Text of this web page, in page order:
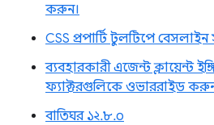
করুন।
CSS প্রপার্টি টুলটিপে বেসলাইন
ব্যবহারকারী এজেন্ট ক্লায়েন্ট
ফ্যাক্টরগুলিকে ওভাররাইড
বাতিঘর ১২.৮.০